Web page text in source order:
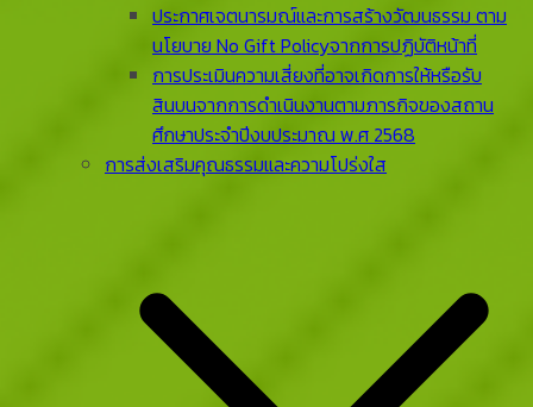
ประกาศเจตนารมณ์และการสร้างวัฒนธรรม ตาม
นโยบาย No Gift Policyจากการปฏิบัติหน้าที่
การประเมินความเสี่ยงที่อาจเกิดการให้หรือรับ
สินบนจากการดําเนินงานตามภารกิจของสถาน
ศึกษาประจําปีงบประมาณ พ.ศ 2568
การส่งเสริมคุณธรรมและความโปร่งใส